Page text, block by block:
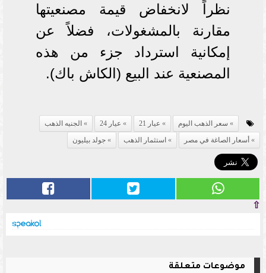
نظراً لانخفاض قيمة مصنعيتها
مقارنة بالمشغولات، فضلاً عن
إمكانية استرداد جزء من هذه
المصنعية عند البيع (الكاش باك).
سعر الذهب اليوم عيار 21 عيار 24
الجنيه الذهب
أسعار الصاغة في مصر
استثمار الذهب جولد بيليون
⇧
موضوعات متعلقة